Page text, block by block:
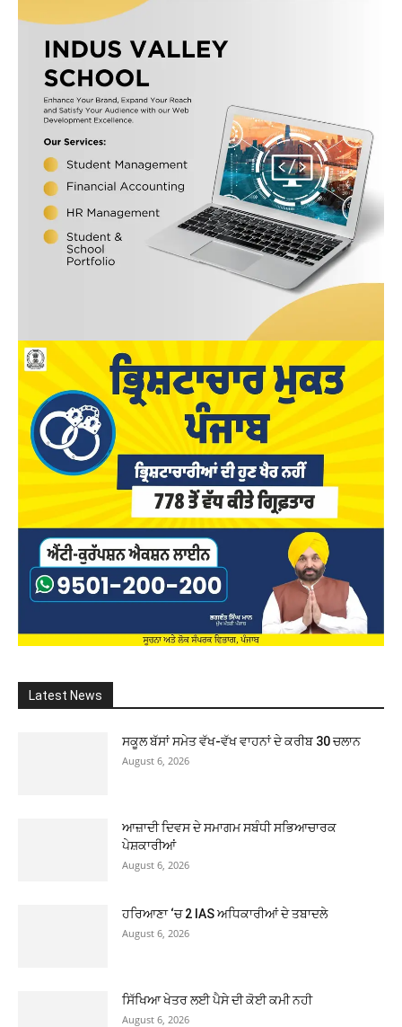
Latest News
ਸਕੂਲ ਬੱਸਾਂ ਸਮੇਤ ਵੱਖ-ਵੱਖ ਵਾਹਨਾਂ ਦੇ ਕਰੀਬ 30 ਚਲਾਨ
August 6, 2026
ਆਜ਼ਾਦੀ ਦਿਵਸ ਦੇ ਸਮਾਗਮ ਸਬੰਧੀ ਸਭਿਆਚਾਰਕ
ਪੇਸ਼ਕਾਰੀਆਂ
August 6, 2026
ਹਰਿਆਣਾ ‘ਚ 2 IAS ਅਧਿਕਾਰੀਆਂ ਦੇ ਤਬਾਦਲੇ
August 6, 2026
ਸਿੱਖਿਆ ਖੇਤਰ ਲਈ ਪੈਸੇ ਦੀ ਕੋਈ ਕਮੀ ਨਹੀ
August 6, 2026